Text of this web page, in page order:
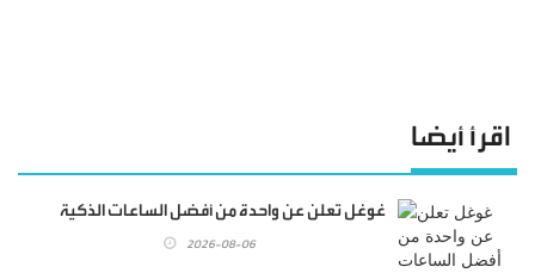
اقرأ أيضا
غوغل تعلن عن واحدة من أفضل الساعات الذكية
2026-08-06